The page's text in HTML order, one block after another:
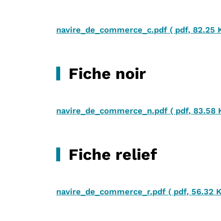
navire_de_commerce_c.pdf ( pdf, 82.25
Fiche noir
navire_de_commerce_n.pdf ( pdf, 83.58
Fiche relief
navire_de_commerce_r.pdf ( pdf, 56.32